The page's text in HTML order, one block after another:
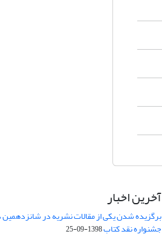
آخرین اخبار
برگزیده شدن یکی از مقالات نشریه در
جشنواره نقد کتاب1398-09-25